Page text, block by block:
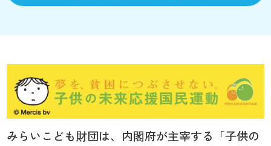
みらいこども財団は、内閣府が主宰する「子供の